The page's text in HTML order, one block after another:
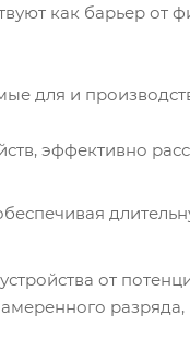
как барьер от
для и
эффективно
от